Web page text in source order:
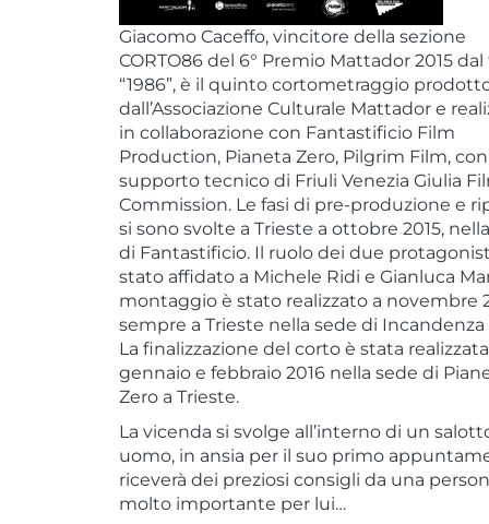
Giacomo Caceffo, vincitore della sezione
CORTO86 del 6° Premio Mattador 2015
“1986”, è il quinto cortometraggio
dall’Associazione Culturale Mattador e
in collaborazione con Fantastificio Film
Production, Pianeta Zero, Pilgrim Film,
supporto tecnico di Friuli Venezia Giulia
Commission. Le fasi di pre-produzione e
si sono svolte a Trieste a ottobre 2015,
di Fantastificio. Il ruolo dei due
stato affidato a Michele Ridi e Gianluca
montaggio è stato realizzato a novembre
sempre a Trieste nella sede di Incandenza
La finalizzazione del corto è stata
gennaio e febbraio 2016 nella sede di
Zero a Trieste.
La vicenda si svolge all’interno di un
uomo, in ansia per il suo primo
riceverà dei preziosi consigli da una
molto importante per lui…